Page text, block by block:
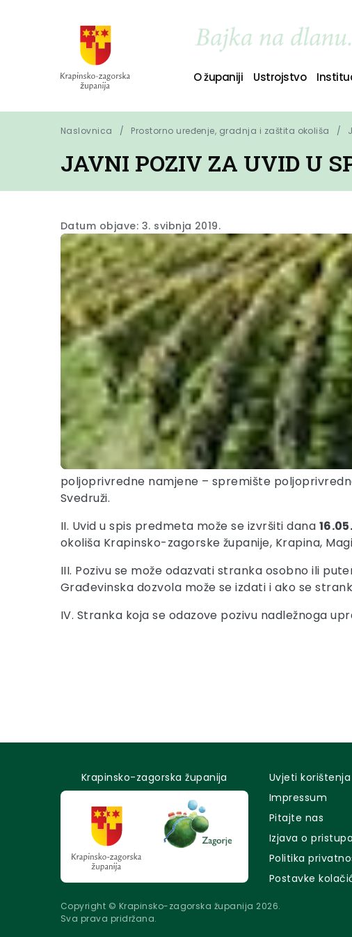
O županiji Ustrojstvo
Naslovnica Prostorno uređenje, gradnja i zaštita okoliša
JAVNI POZIV ZA UVID U
Datum objave: 3. svibnja 2019.
poljoprivredne namjene – spremište
Svedruži.
II. Uvid u spis predmeta može se izvršiti dana
okoliša Krapinsko-zagorske županije, Krapina,
III. Pozivu se može odazvati stranka osobno ili
Građevinska dozvola može se izdati i ako se
IV. Stranka koja se odazove pozivu nadležnoga
Krapinsko-zagorska županija
Uvjeti korištenja
Impressum
Pitajte nas
Izjava o
Politika
Postavke
Copyright © Krapinsko-zagorska županija 2026.
Sva prava pridržana.